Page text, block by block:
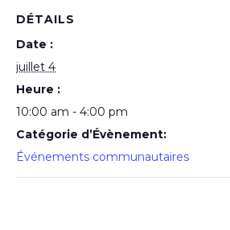
DÉTAILS
Date :
juillet 4
Heure :
10:00 am - 4:00 pm
Catégorie d’Évènement:
Événements communautaires